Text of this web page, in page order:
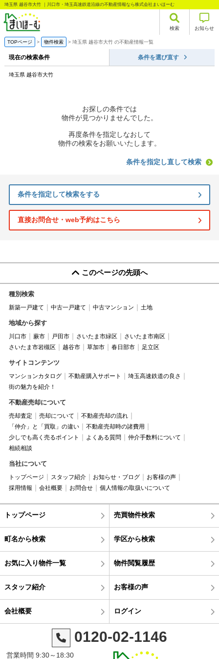
埼玉県 越谷市大竹 ｜川口市・埼玉高速鉄道沿線の不動産情報なら株式会社まいほーむ
検索 お知らせ
TOPページ 物件検索 埼玉県 越谷市大竹 の不動産情報一覧
現在の検索条件 条件を選び直す
埼玉県 越谷市大竹
お探しの条件では
物件が見つかりませんでした。
再度条件を指定しなおして
物件の検索をお願いいたします。
条件を指定し直して検索
条件を指定して検索をする
直接お問合せ・web予約はこちら
このページの先頭へ
種別検索
新築一戸建て 中古一戸建て 中古マンション 土地
地域から探す
川口市 蕨市 戸田市 さいたま市緑区
さいたま市南区
さいたま市岩槻区
越谷市 草加市 春日部市 足立区
サイトコンテンツ
マンションカタログ 不動産購入サポート
埼玉高速鉄道の良さ
街の魅力を紹介！
不動産売却について
売却査定 売却について
不動産売却の流れ
「仲介」と「買取」の違い
不動産売却時の諸費用
少しでも高く売るポイント
よくある質問
仲介手数料について
相続相談
当社について
トップページ スタッフ紹介 お知らせ・ブログ
お客様の声
採用情報
会社概要 お問合せ 個人情報の取扱いについて
トップページ 売買物件検索
町名から検索 学区から検索
お気に入り物件一覧 物件閲覧履歴
スタッフ紹介 お客様の声
会社概要 ログイン
0120-02-1146
営業時間 9:30～18:30